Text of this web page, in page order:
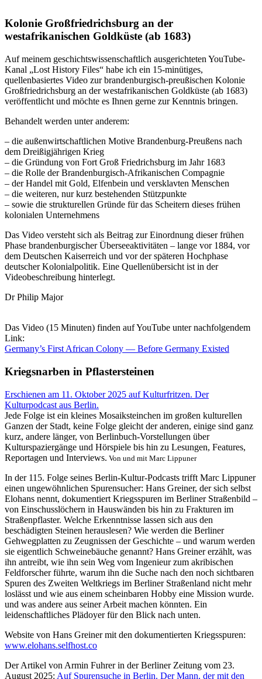
Kolonie Großfriedrichsburg an der
westafrikanischen Goldküste (ab 1683)
Auf meinem geschichtswissenschaftlich ausgerichteten YouTube-
Kanal „Lost History Files“ habe ich ein 15-minütiges,
quellenbasiertes Video zur brandenburgisch-preußischen Kolonie
Großfriedrichsburg an der westafrikanischen Goldküste (ab 1683)
veröffentlicht und möchte es Ihnen gerne zur Kenntnis bringen.
Behandelt werden unter anderem:
– die außenwirtschaftlichen Motive Brandenburg-Preußens nach
dem Dreißigjährigen Krieg
– die Gründung von Fort Groß Friedrichsburg im Jahr 1683
– die Rolle der Brandenburgisch-Afrikanischen Compagnie
– der Handel mit Gold, Elfenbein und versklavten Menschen
– die weiteren, nur kurz bestehenden Stützpunkte
– sowie die strukturellen Gründe für das Scheitern dieses frühen
kolonialen Unternehmens
Das Video versteht sich als Beitrag zur Einordnung dieser frühen
Phase brandenburgischer Überseeaktivitäten – lange vor 1884, vor
dem Deutschen Kaiserreich und vor der späteren Hochphase
deutscher Kolonialpolitik. Eine Quellenübersicht ist in der
Videobeschreibung hinterlegt.
Dr Philip Major
Das Video (15 Minuten) finden auf YouTube unter nachfolgendem
Link:
Germany’s First African Colony — Before Germany Existed
Kriegsnarben in Pflastersteinen
Erschienen am 11. Oktober 2025 auf Kulturfritzen. Der
Kulturpodcast aus Berlin.
Jede Folge ist ein kleines Mosaiksteinchen im großen kulturellen
Ganzen der Stadt, keine Folge gleicht der anderen, einige sind ganz
kurz, andere länger, von Berlinbuch-Vorstellungen über
Kulturspaziergänge und Hörspiele bis hin zu Lesungen, Features,
Reportagen und Interviews. Von und mit Marc Lippuner
In der 115. Folge seines Berlin-Kultur-Podcasts trifft Marc Lippuner
einen ungewöhnlichen Spurensucher: Hans Greiner, der sich selbst
Elohans nennt, dokumentiert Kriegsspuren im Berliner Straßenbild –
von Einschusslöchern in Hauswänden bis hin zu Frakturen im
Straßenpflaster. Welche Erkenntnisse lassen sich aus den
beschädigten Steinen herauslesen? Wie werden die Berliner
Gehwegplatten zu Zeugnissen der Geschichte – und warum werden
sie eigentlich Schweinebäuche genannt? Hans Greiner erzählt, was
ihn antreibt, wie ihn sein Weg vom Ingenieur zum akribischen
Feldforscher führte, warum ihn die Suche nach den noch sichtbaren
Spuren des Zweiten Weltkriegs im Berliner Straßenland nicht mehr
loslässt und wie aus einem scheinbaren Hobby eine Mission wurde.
und was andere aus seiner Arbeit machen könnten. Ein
leidenschaftliches Plädoyer für den Blick nach unten.
Website von Hans Greiner mit den dokumentierten Kriegsspuren:
www.elohans.selfhost.co
Der Artikel von Armin Fuhrer in der Berliner Zeitung vom 23.
August 2025: Auf Spurensuche in Berlin. Der Mann, der mit den